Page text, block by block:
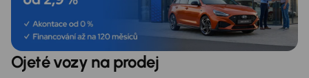
Ojeté vozy na prodej